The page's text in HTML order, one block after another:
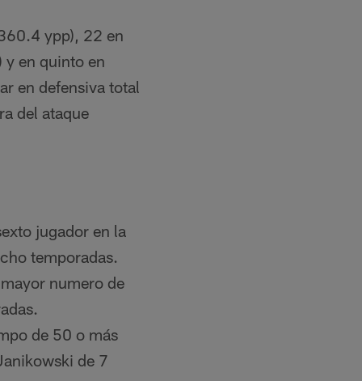
ypp), 22 en
y en quinto en
en defensiva total
del ataque
jugador en la
temporadas.
numero de
de 50 o más
de 7